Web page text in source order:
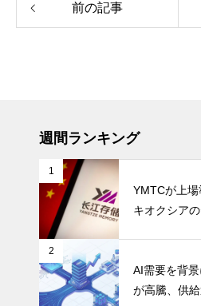
前の記事
週間ランキング
1
YMTCが上
キオクシア
2
AI需要を背
が高騰、供